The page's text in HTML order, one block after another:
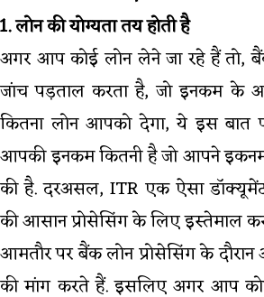
1. लोन की योग्यता तय होती है
अगर आप कोई लोन लेने जा रहे हैं तो,
जांच पड़ताल करता है, जो इनकम के
कितना लोन आपको देगा, ये इस बात
आपकी इनकम कितनी है जो आपने
की है. दरअसल, ITR एक ऐसा
की आसान प्रोसेसिंग के लिए इस्तेमाल
आमतौर पर बैंक लोन प्रोसेसिंग के दौरान
की मांग करते हैं. इसलिए अगर आप